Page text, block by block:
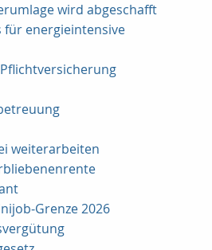
wird abgeschafft
energieintensive
weiterarbeiten
2026